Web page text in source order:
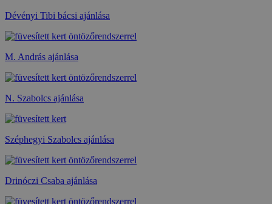
Dévényi Tibi bácsi ajánlása
M. András ajánlása
N. Szabolcs ajánlása
Széphegyi Szabolcs ajánlása
Drinóczi Csaba ajánlása